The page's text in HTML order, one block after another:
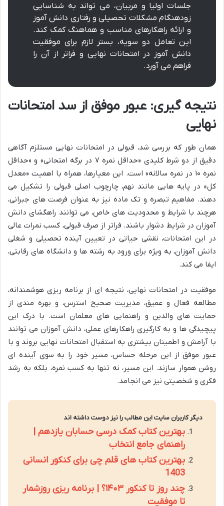
جلسات اولیا و مربیان، می تواند به شناسایی
زودهنگام مشکلات تحصیلی و رفتاری دانش آموز
و ارائه راهکارهای مناسب و هماهنگ کمک کند.
این تعامل دو سویه، بستر لازم برای موفقیت
دانش آموز در امتحانات نهایی و فراتر از آن را
فراهم می آورد.
نتیجه گیری: عبور موفق از سد امتحانات
نهایی
همان طور که بررسی شد، قبولی در امتحانات نهایی مستلزم آگاهی
دقیق از دو شرط کلیدی «حداقل نمره ۷ در برگه امتحانی» و «حداقل
نمره ۱۰ در نمره سالانه» است. این معیارها، همراه با اهمیت «معدل
کل» در پایه هایی مانند نهم، چارچوب اصلی قبولی را تشکیل می
دهند. مفاهیم تبصره و تک ماده نیز به عنوان فرصت های جبرانی،
هرچند با شرایط و محدودیت های خاص، می توانند راهگشای دانش
آموزان در شرایط دشوار باشند. فراتر از صرف قبولی، کسب نمرات عالی
در این امتحانات، نقشی حیاتی در تعیین آینده تحصیلی و شغلی
دانش آموزان، به ویژه برای ورود به رشته ها و دانشگاه های رقابتی،
ایفا می کند.
موفقیت در امتحانات نهایی، نتیجه ای از برنامه ریزی هوشمندانه،
مطالعه فعال و عمیق، مدیریت صحیح استرس، و بهره مندی از
حمایت های والدین و راهنمایی های معلمان است. با درک این
پیچیدگی ها و به کارگیری راهکارهای عملی، دانش آموزان می توانند
با آرامش و اطمینان بیشتری به استقبال امتحانات نهایی بروند و با
عبور موفق از این مرحله حساس، مسیر خود را به سوی آینده ای
روشن هموار سازند. این مسیر، نه تنها به کسب نمره، بلکه به رشد
فکری و شخصیتی نیز می انجامد.
دیگر کاربران سایت این مطالب را نیز دوست داشته اند
بهترین کتاب کمک درسی حسابان یازدهم |
راهنمای جامع انتخاب
بهترین کتاب های قلم چی برای کنکور انسانی
1403
چند روز تا کنکور ۱۴۰۳؟ | برنامه ریزی روزشمار
تا موفقیت